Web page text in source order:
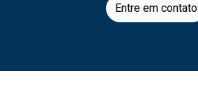
Entre em contato